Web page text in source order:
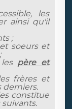
les
ainsi qu'il
;
soeurs et
père et
frères et
derniers.
constitue